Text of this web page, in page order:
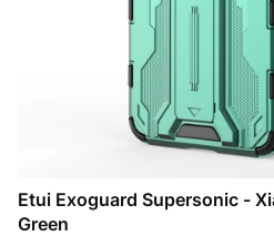
Etui Exoguard Supersonic -
Green